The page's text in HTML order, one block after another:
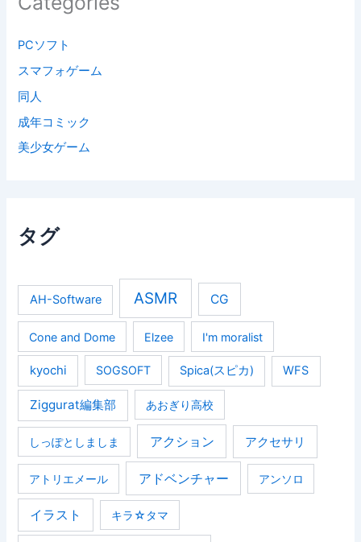
PCソフト
スマフォゲーム
同人
成年コミック
美少女ゲーム
タグ
AH-Software ASMR CG
Cone and Dome Elzee I'm moralist
kyochi SOGSOFT Spica(スピカ) WFS
Ziggurat編集部 あおぎり高校
しっぽとしましま アクション アクセサリ
アトリエメール アドベンチャー アンソロ
イラスト キラ☆タマ